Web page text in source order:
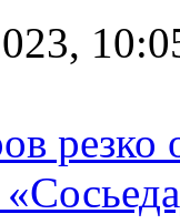
резко